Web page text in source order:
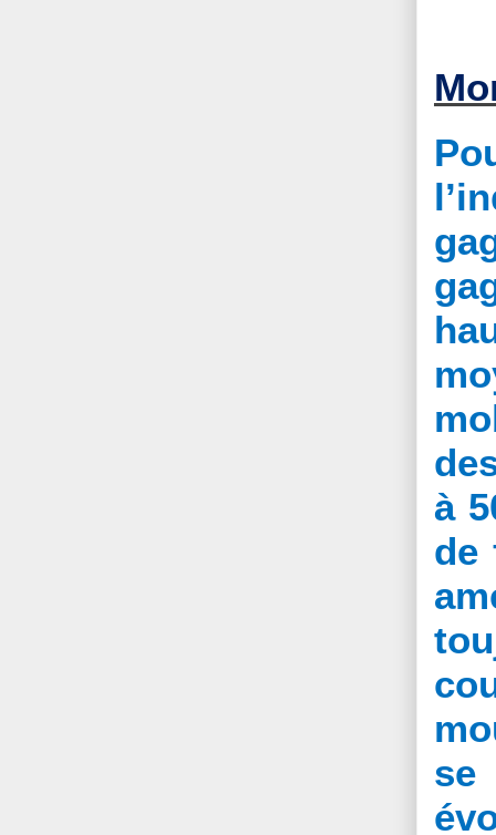
à
de
se